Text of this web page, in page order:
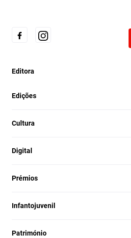
Editora
Edições
Cultura
Digital
Prémios
Infantojuvenil
Património